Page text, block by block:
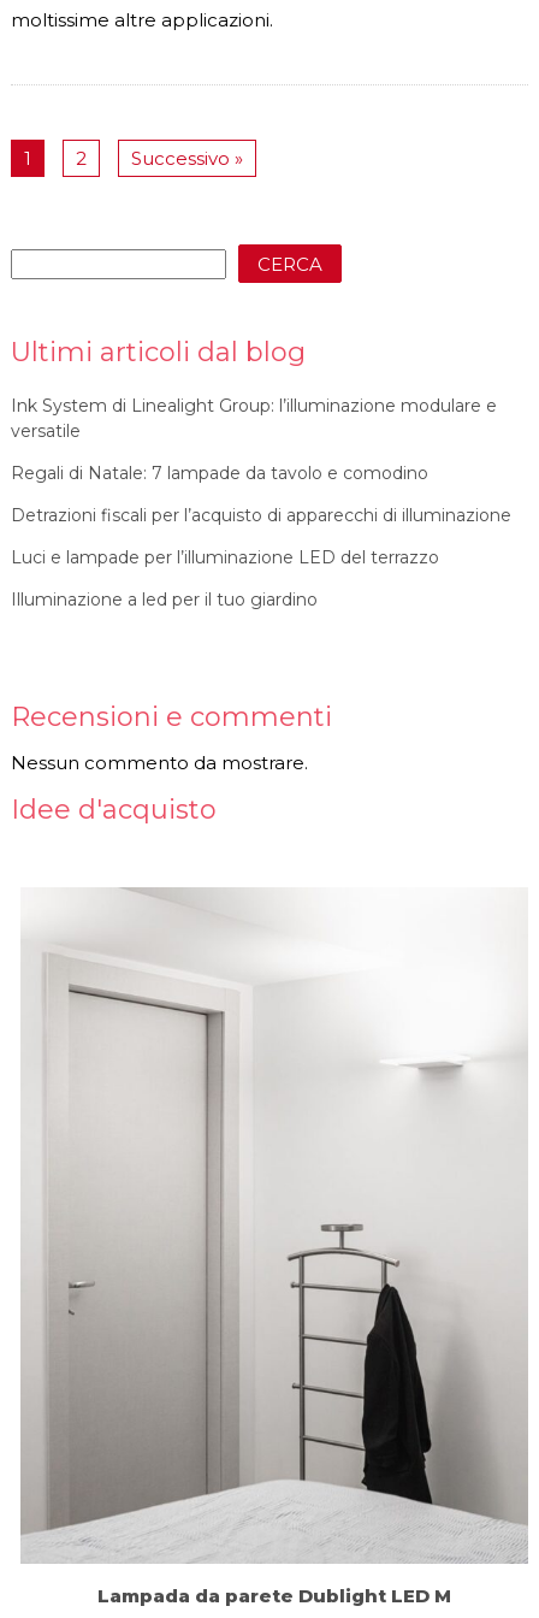
moltissime altre applicazioni.
1 2 Successivo »
CERCA
Ultimi articoli dal blog
Ink System di Linealight Group: l’illuminazione modulare e
versatile
Regali di Natale: 7 lampade da tavolo e comodino
Detrazioni fiscali per l’acquisto di apparecchi di illuminazione
Luci e lampade per l’illuminazione LED del terrazzo
Illuminazione a led per il tuo giardino
Recensioni e commenti
Nessun commento da mostrare.
Idee d'acquisto
Lampada da parete Dublight LED M